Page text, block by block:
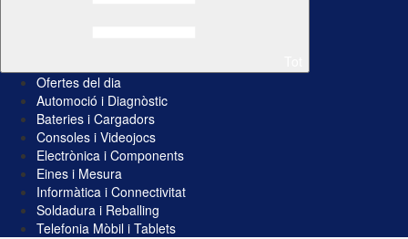
Ofertes del dia
Automoció i Diagnòstic
Bateries i Cargadors
Consoles i Videojocs
Electrònica i Components
Eines i Mesura
Informàtica i Connectivitat
Soldadura i Reballing
Telefonia Mòbil i Tablets